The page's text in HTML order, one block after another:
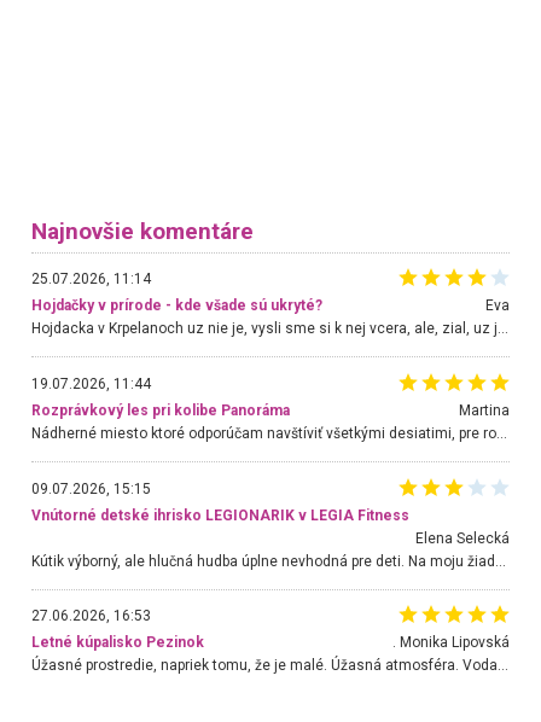
Najnovšie komentáre
25.07.2026, 11:14
Hojdačky v prírode - kde všade sú ukryté?
Eva
Hojdacka v Krpelanoch uz nie je, vysli sme si k nej vcera, ale, zial, uz je znicena. Ak sem planujete cestu len kvoli hojdacke, mozete si ju usetrit. Krasny vyhlad je tu vsak aj bez hojdacky :-)
19.07.2026, 11:44
Rozprávkový les pri kolibe Panoráma
Martina
Nádherné miesto ktoré odporúčam navštíviť všetkými desiatimi, pre rodiny s deťmi, dôchodcom... Proste a jednoducho ozaj rozprávkový les.. určite ešte prídeme. Odniesli sme si na pamiatku krásne tričká,
09.07.2026, 15:15
Vnútorné detské ihrisko LEGIONARIK v LEGIA Fitness
Elena Selecká
27.06.2026, 16:53
Letné kúpalisko Pezinok
. Monika Lipovská
Úžasné prostredie, napriek tomu, že je malé. Úžasná atmosféra. Voda fantastická a nádherná. Ľudí je pomerne veľa, ale su mili a ohľaduplní. Je veľmi zaujímavé sledovať, ako dokážu spolu športovať cudzí ľudia a bez ohľadu na vek. Vládne tu pohoda. Vnuka neviem dostať z vody. Ďakujem za krásny deň . Urcite sa sem vrátim. Jediný problém je s parkovaním, ale aj ten sa mi podarilo vyriešiť. Monika Bratislava